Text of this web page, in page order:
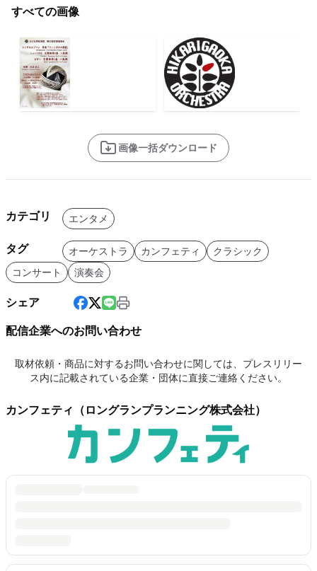
すべての画像
画像一括ダウンロード
カテゴリ エンタメ
タグ オーケストラ カンフェティ
クラシック
コンサート
演奏会
シェア
配信企業へのお問い合わせ
取材依頼・商品に対するお問い合わせに関しては、プレスリリー
ス内に記載されている企業・団体に直接ご連絡ください。
カンフェティ（ロングランプランニング株式会社）